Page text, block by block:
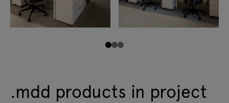
.mdd products in project